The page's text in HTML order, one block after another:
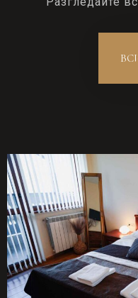
Възрастни
1